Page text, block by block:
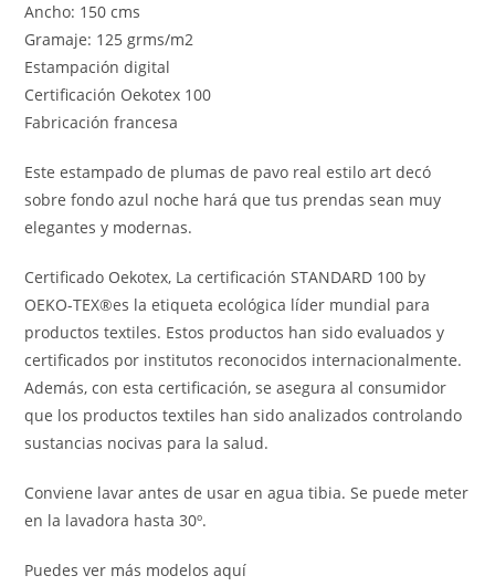
Ancho: 150 cms
Gramaje: 125 grms/m2
Estampación digital
Certificación Oekotex 100
Fabricación francesa
Este estampado de plumas de pavo real estilo art decó
sobre fondo azul noche hará que tus prendas sean muy
elegantes y modernas.
Certificado Oekotex, La certificación STANDARD 100 by
OEKO-TEX®es la etiqueta ecológica líder mundial para
productos textiles. Estos productos han sido evaluados y
certificados por institutos reconocidos internacionalmente.
Además, con esta certificación, se asegura al consumidor
que los productos textiles han sido analizados controlando
sustancias nocivas para la salud.
Conviene lavar antes de usar en agua tibia. Se puede meter
en la lavadora hasta 30º.
Puedes ver más modelos aquí